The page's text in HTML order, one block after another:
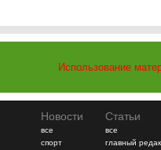
Использование
Новости
все
спорт
Статьи
все
главный